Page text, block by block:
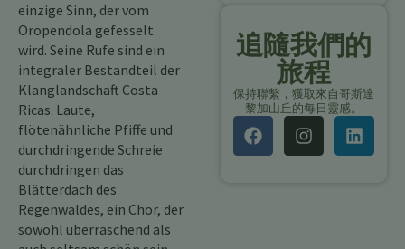
einzige Sinn, der vom
Oropendola gefesselt
wird. Seine Rufe sind ein
integraler Bestandteil der
Klanglandschaft Costa
Ricas. Laute,
flötenähnliche Pfiffe und
durchdringende Schreie
durchdringen das
Blätterdach des
Regenwaldes, ein Chor, der
sowohl überraschend als
追隨我們的
旅程
保持聯繫，獲取來自哥斯達
黎加山丘的每日靈感。